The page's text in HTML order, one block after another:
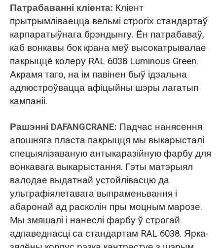
Патрабаванні кліента: Кліент
прытрымліваецца вельмі строгіх стандартаў
карпаратыўнага брэндынгу. Ён патрабаваў,
каб вонкавы бок крана меў высокатрывалае
пакрыццё колеру RAL 6038 Luminous Green.
Акрамя таго, на ім павінен быў ідэальна
адлюстроўвацца афіцыйны шэры лагатып
кампаніі.
Рашэнні DAFANGCRANE: Падчас нанясення
апошняга пласта пакрыцця мы выкарысталі
спецыялізаваную антыкаразійную фарбу для
вонкавага выкарыстання. Гэты матэрыял
валодае выдатнай устойлівасцю да
ультрафіялетавага выпраменьвання і
абаронай ад расколін пры моцным марозе.
Мы змяшалі і нанеслі фарбу ў строгай
адпаведнасці са стандартам RAL 6038. Ярка-